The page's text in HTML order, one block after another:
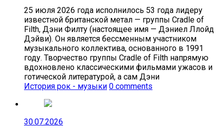
25 июля 2026 года исполнилось 53 года лидеру
известной британской метал — группы Cradle of
Filth, Дэни Филту (настоящее имя — Дэниел Ллойд
Дэйви). Он является бессменным участником
музыкального коллектива, основанного в 1991
году. Творчество группы Cradle of Filth напрямую
вдохновлено классическими фильмами ужасов и
готической литературой, а сам Дэни
История рок - музыки 0 comments
30.07.2026